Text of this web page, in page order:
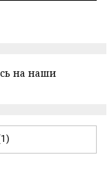
на наши